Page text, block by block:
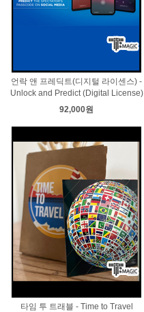
언락 앤 프레딕트(디지털 라이센스) -
Unlock and Predict (Digital License)
92,000원
타임 투 트래블 - Time to Travel